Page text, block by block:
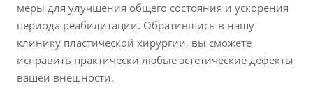
меры для улучшения общего состояния и ускорения
периода реабилитации. Обратившись в нашу
клинику пластической хирургии, вы сможете
исправить практически любые эстетические дефекты
вашей внешности.